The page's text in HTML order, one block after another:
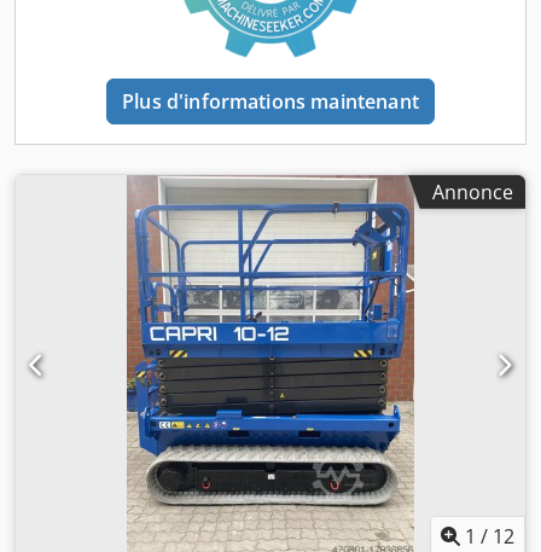
Plus d'informations maintenant
Annonce
1 / 12